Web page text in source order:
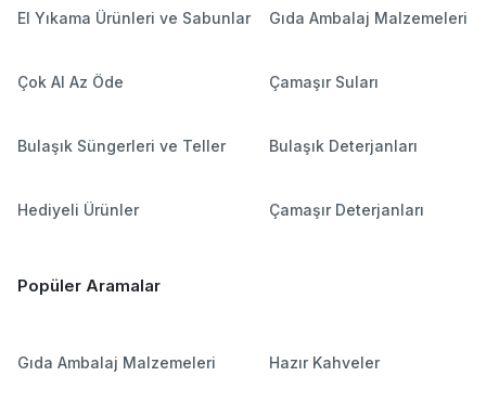
El Yıkama Ürünleri ve Sabunlar Gıda Ambalaj Malzemeleri
Çok Al Az Öde Çamaşır Suları
Bulaşık Süngerleri ve Teller Bulaşık Deterjanları
Hediyeli Ürünler Çamaşır Deterjanları
Popüler Aramalar
Gıda Ambalaj Malzemeleri Hazır Kahveler